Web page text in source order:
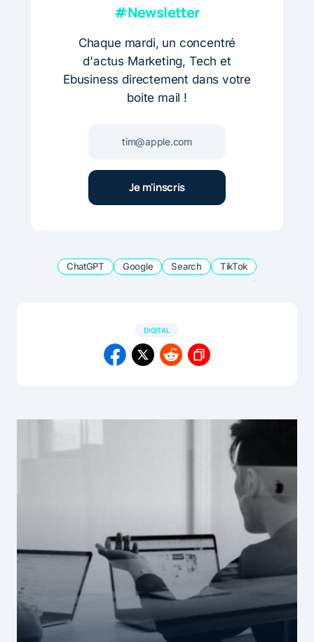
#Newsletter
Chaque mardi, un concentré
d'actus Marketing, Tech et
Ebusiness directement dans votre
boite mail !
ChatGPT Google Search TikTok
DIGITAL